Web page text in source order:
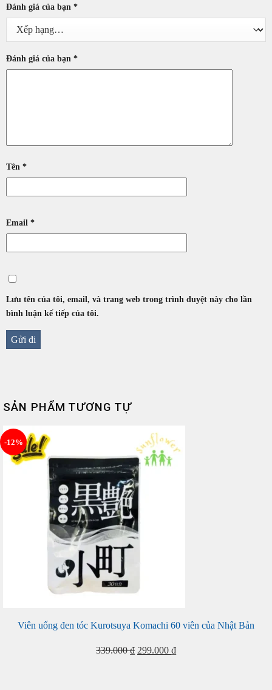
Đánh giá của bạn *
Đánh giá của bạn *
Tên *
Email *
Lưu tên của tôi, email, và trang web trong trình duyệt này cho lần
bình luận kế tiếp của tôi.
SẢN PHẨM TƯƠNG TỰ
-12%
Viên uống đen tóc Kurotsuya Komachi 60 viên của Nhật Bản
339.000₫ Giá
299.000 ₫Giá